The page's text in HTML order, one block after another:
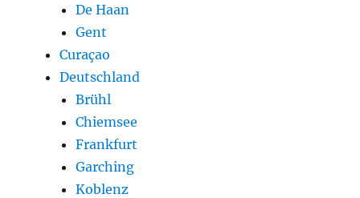
De Haan
Gent
Curaçao
Deutschland
Brühl
Chiemsee
Frankfurt
Garching
Koblenz